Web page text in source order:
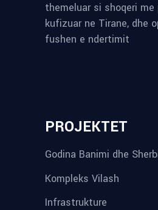
themeluar si shoqeri
kufizuar ne Tirane, dhe
fushen e ndertimit
PROJEKTET
Godina Banimi dhe
Kompleks Vilash
Infrastrukture